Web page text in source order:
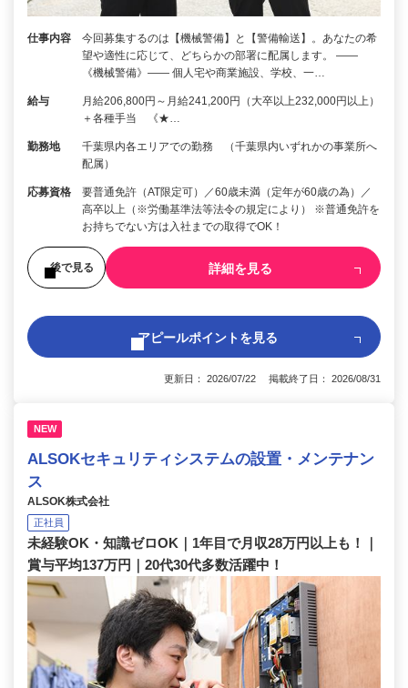
仕事内容
今回募集するのは【機械警備】と【警備輸送】。あなたの希
望や適性に応じて、どちらかの部署に配属します。 ――
《機械警備》―― 個人宅や商業施設、学校、一…
給与
月給206,800円～月給241,200円（大卒以上232,000円以上）
＋各種手当 《★…
勤務地
千葉県内各エリアでの勤務 （千葉県内いずれかの事業所へ
配属）
応募資格
要普通免許（AT限定可）／60歳未満（定年が60歳の為）／
高卒以上（※労働基準法等法令の規定により） ※普通免許を
お持ちでない方は入社までの取得でOK！
後で見る 詳細を見る
アピールポイントを見る
更新日： 2026/07/22 掲載終了日： 2026/08/31
NEW
ALSOKセキュリティシステムの設置・メンテナン
ス
ALSOK株式会社
正社員
未経験OK・知識ゼロOK｜1年目で月収28万円以上も！｜
賞与平均137万円｜20代30代多数活躍中！